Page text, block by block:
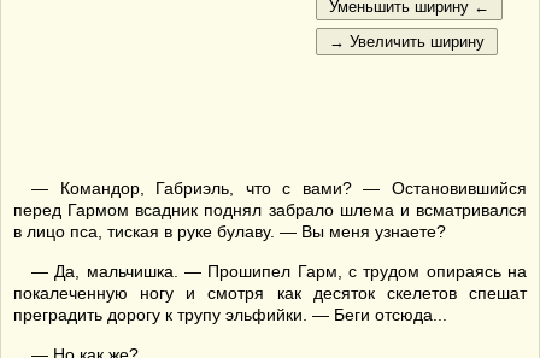
— Командор, Габриэль, что с вами? — Остановившийся
перед Гармом всадник поднял забрало шлема и всматривался
в лицо пса, тиская в руке булаву. — Вы меня узнаете?
— Да, мальчишка. — Прошипел Гарм, с трудом опираясь на
покалеченную ногу и смотря как десяток скелетов спешат
преградить дорогу к трупу эльфийки. — Беги отсюда...